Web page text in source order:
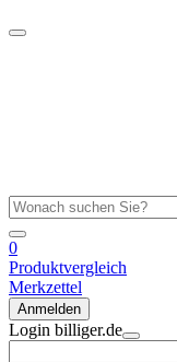
0
Produktvergleich
Merkzettel
Anmelden
Login billiger.de